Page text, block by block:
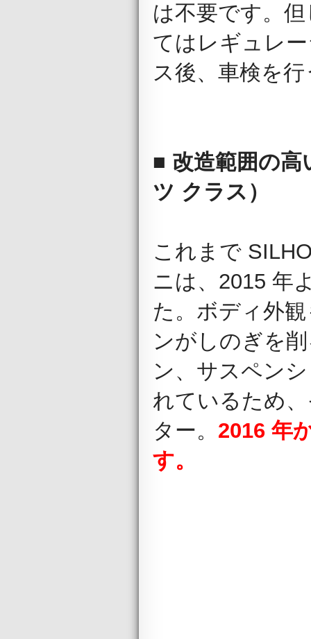
は不要です。
てはレギュレ
ス後、車検を
■ 改造範囲の高
ツ クラス）
これまで
ニは、2015 年
た。ボディ外
ンがしのぎを
ン、サスペン
れているため
ター。 2016 年
す。